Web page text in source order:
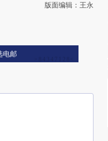
版面编辑：王永
电邮